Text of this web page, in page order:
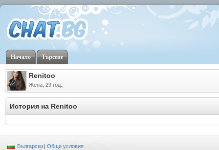
Начало Търсене
Renitoo
Жена, 29 год.,
История на Renitoo
Български | Общи условия